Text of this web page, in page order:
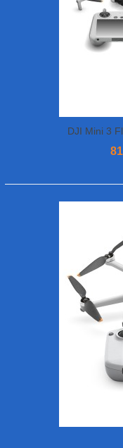
DJI Mini 3